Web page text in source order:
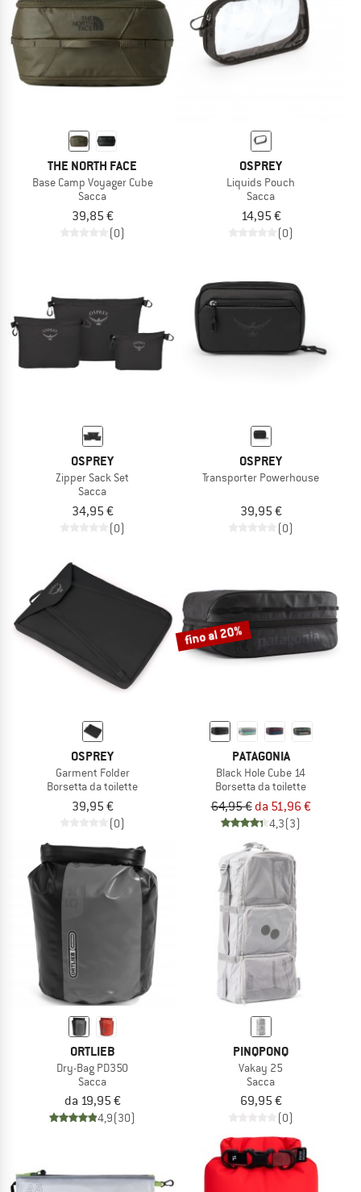
THE NORTH FACE
Base Camp Voyager Cube
Sacca
39,85 €
(0)
OSPREY
Liquids Pouch
Sacca
14,95 €
(0)
OSPREY
Zipper Sack Set
Sacca
34,95 €
(0)
OSPREY
Transporter Powerhouse
39,95 €
(0)
OSPREY
Garment Folder
Borsetta da toilette
39,95 €
(0)
fino al 20%
PATAGONIA
Black Hole Cube 14
Borsetta da toilette
64,95 € da 51,96 €
4,3(3)
ORTLIEB
Dry-Bag PD350
Sacca
da 19,95 €
4,9(30)
PINQPONQ
Vakay 25
Sacca
69,95 €
(0)